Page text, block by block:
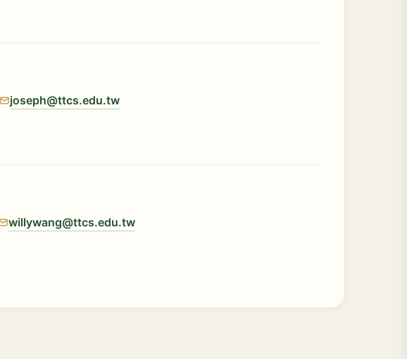
joseph@ttcs.edu.tw
willywang@ttcs.edu.tw